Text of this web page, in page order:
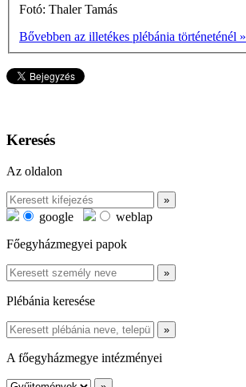
Fotó: Thaler Tamás
Bővebben az illetékes plébánia történeténél »
Keresés
Az oldalon
google
weblap
Főegyházmegyei papok
Plébánia keresése
A főegyházmegye intézményei